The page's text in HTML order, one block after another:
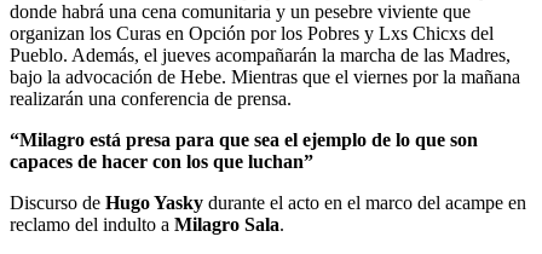
donde habrá una cena comunitaria y un pesebre viviente que
organizan los Curas en Opción por los Pobres y Lxs Chicxs del
Pueblo. Además, el jueves acompañarán la marcha de las Madres,
bajo la advocación de Hebe. Mientras que el viernes por la mañana
realizarán una conferencia de prensa.
“Milagro está presa para que sea el ejemplo de lo que son
capaces de hacer con los que luchan”
Discurso de Hugo Yasky durante el acto en el marco del acampe en
reclamo del indulto a Milagro Sala.